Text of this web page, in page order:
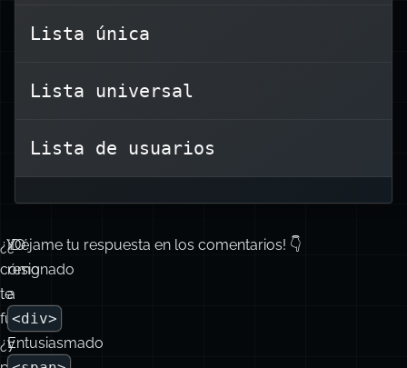
Lista única
Lista universal
Lista de usuarios
desordenada, con elementos
¿Y
cómo
te
fue?
¿Entusiasmado
¿O
resignado
a
<div>
y
¡Déjame tu respuesta en los comentarios! 👇